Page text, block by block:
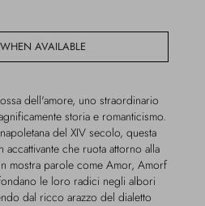
AVAILABLE
dell'amore, uno straordinario
storia e romanticismo.
del XIV secolo, questa
che ruota attorno alla
mostra parole come Amor, Amorf
le loro radici negli albori
dal ricco arazzo del dialetto